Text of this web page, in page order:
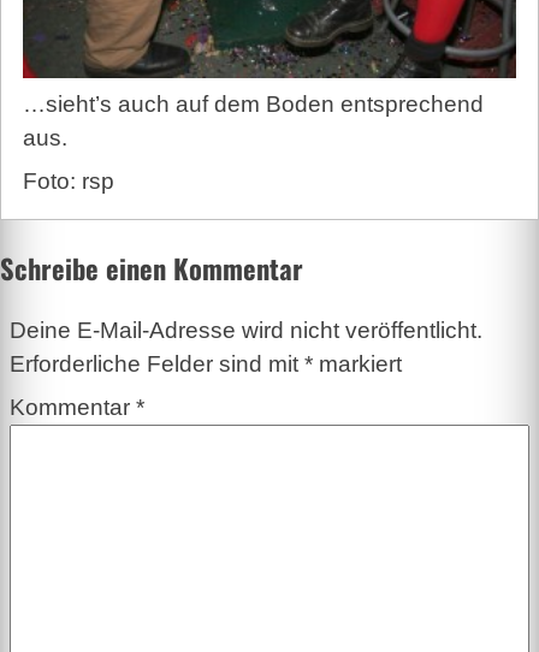
…sieht’s auch auf dem Boden entsprechend
aus.
Foto: rsp
Schreibe einen Kommentar
Deine E-Mail-Adresse wird nicht veröffentlicht.
Erforderliche Felder sind mit *markiert
Kommentar *